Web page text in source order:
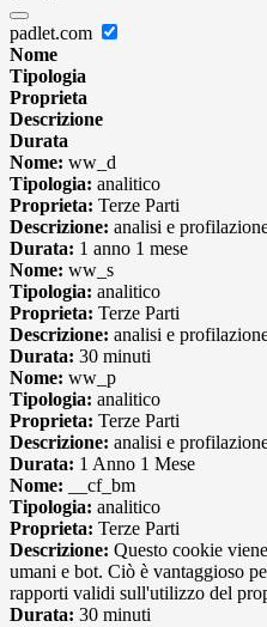
padlet.com
Nome
Tipologia
Proprieta
Descrizione
Durata
Nome: ww_d
Tipologia: analitico
Proprieta: Terze Parti
Descrizione: analisi e
Durata: 1 anno 1 mese
Nome: ww_s
Tipologia: analitico
Proprieta: Terze Parti
Descrizione: analisi e
Durata: 30 minuti
Nome: ww_p
Tipologia: analitico
Proprieta: Terze Parti
Descrizione: analisi e
Durata: 1 Anno 1 Mese
Nome: __cf_bm
Tipologia: analitico
Proprieta: Terze Parti
Descrizione: Questo cookie
umani e bot. Ciò è vantaggioso
rapporti validi sull'utilizzo del
Durata: 30 minuti